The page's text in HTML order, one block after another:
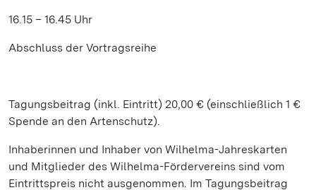
16.15 – 16.45 Uhr
Abschluss der Vortragsreihe
Tagungsbeitrag (inkl. Eintritt) 20,00 € (einschließlich 1 €
Spende an den Artenschutz).
Inhaberinnen und Inhaber von Wilhelma-Jahreskarten
und Mitglieder des Wilhelma-Fördervereins sind vom
Eintrittspreis nicht ausgenommen. Im Tagungsbeitrag